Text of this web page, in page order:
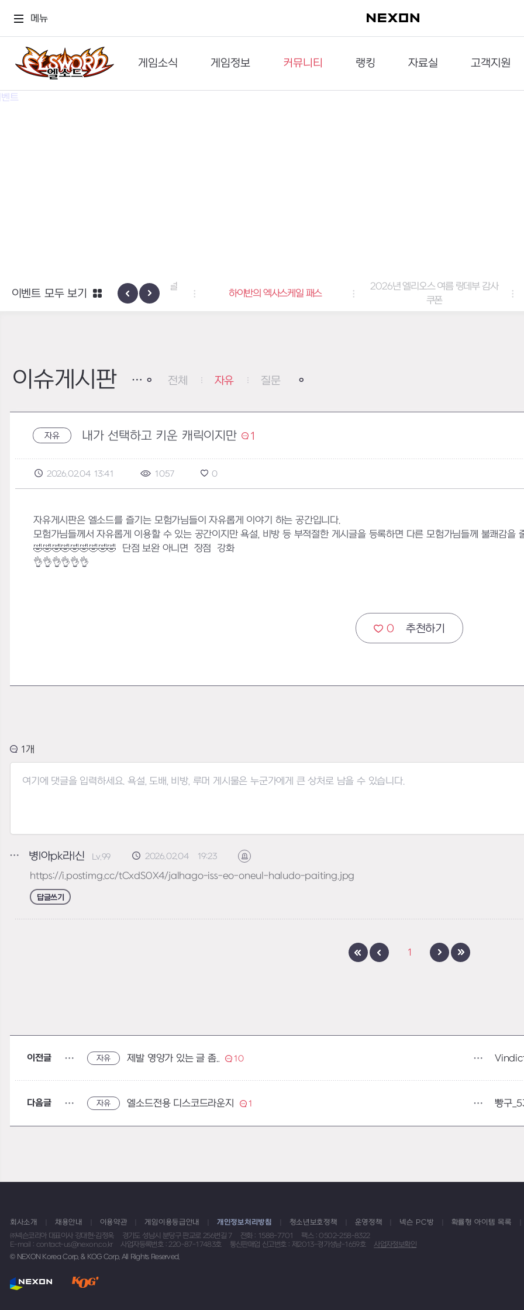
메뉴
게임소식
공지사항
게임정보
세계관
커뮤니티
이슈게시판
랭킹
던전랭킹
자료실
다운로드
고객지원
문의하기
엑사스케일 증폭 회로 보급 터미널
이벤트
하이반의 엑사스케일 패스
2026년 엘리오스 여름 랑데부 감사
이벤트 모두 보기
이슈게시판 전체 자유 질문
자유 내가 선택하고 키운 캐릭이지만 1
2026.02.04 13:41 1057 0
자유게시판은 엘소드를 즐기는 모험가님들이 자유롭게 이야기 하는 공간입니다.
모험가님들께서 자유롭게 이용할 수 있는 공간이지만 욕설, 비방 등 부적절한 게시글을 등록하면 다른 모험가님들께 불쾌감
🤣🤣🤣🤣🤣🤣🤣🤣🤣 단점 보완 아니면 장점 강화
👌👌👌👌👌👌
0 추천하기
1
병l아pk라l신 Lv.99 2026.02.04 19:23 신고하기
https://i.postimg.cc/tCxdS0X4/jalhago-iss-eo-oneul-haludo-paiting.jpg
답글쓰기
1
이전글 자유 제발 영양가 있는 글 좀.. 10
다음글 자유 엘소드전용 디스코드라운지 1
회사소개 채용안내 이용약관 게임이용등급안내 개인정보처리방침 청소년보호정책 운영정책 넥슨 PC방
확률형 아이템 목록
㈜넥슨코리아 대표이사 강대현·김정욱
경기도 성남시 분당구 판교로 256번길 7 전화 : 1588-7701
팩스 : 0502-258-8322
E-mail : contact-us@nexon.co.kr
사업자등록번호 : 220-87-17483호 통신판매업 신고번호 : 제2013-경기성남-1659호
사업자정보확인
© NEXON Korea Corp. & KOG Corp. All Rights Reserved.